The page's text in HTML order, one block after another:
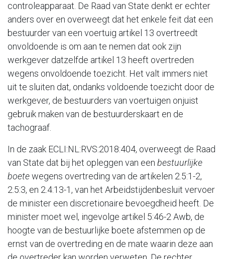
controleapparaat. De Raad van State denkt er echter
anders over en overweegt dat het enkele feit dat een
bestuurder van een voertuig artikel 13 overtreedt
onvoldoende is om aan te nemen dat ook zijn
werkgever datzelfde artikel 13 heeft overtreden
wegens onvoldoende toezicht. Het valt immers niet
uit te sluiten dat, ondanks voldoende toezicht door de
werkgever, de bestuurders van voertuigen onjuist
gebruik maken van de bestuurderskaart en de
tachograaf.
In de zaak ECLI:NL:RVS:2018:404, overweegt de Raad
van State dat bij het opleggen van een bestuurlijke
boetewegens overtreding van de artikelen 2.5:1-2,
2.5:3, en 2.4:13-1, van het Arbeidstijdenbesluit vervoer
de minister een discretionaire bevoegdheid heeft. De
minister moet wel, ingevolge artikel 5:46-2 Awb, de
hoogte van de bestuurlijke boete afstemmen op de
ernst van de overtreding en de mate waarin deze aan